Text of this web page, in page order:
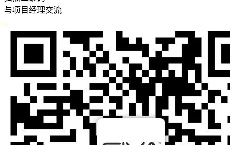
与项目经理交流